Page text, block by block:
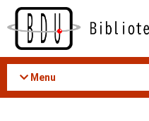
Acessar
conteúdo
Menu